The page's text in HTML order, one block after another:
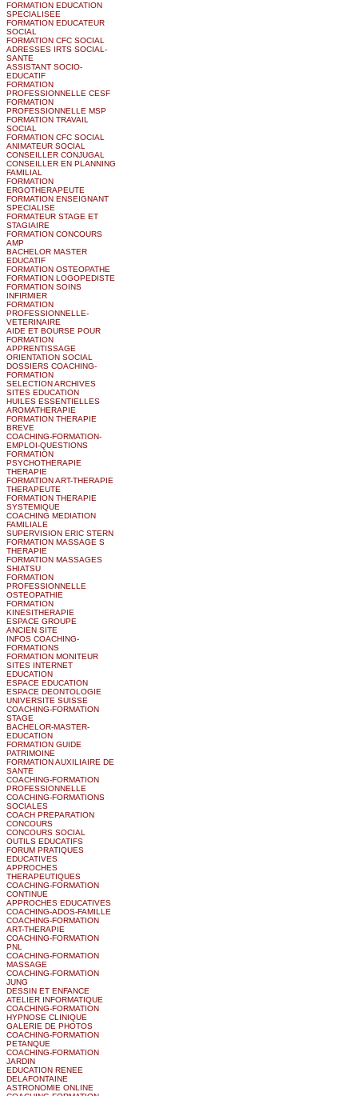
FORMATION EDUCATION
SPECIALISEE
FORMATION EDUCATEUR
SOCIAL
FORMATION CFC SOCIAL
ADRESSES IRTS SOCIAL-
SANTE
ASSISTANT SOCIO-
EDUCATIF
FORMATION
PROFESSIONNELLE CESF
FORMATION
PROFESSIONNELLE MSP
FORMATION TRAVAIL
SOCIAL
FORMATION CFC SOCIAL
ANIMATEUR SOCIAL
CONSEILLER CONJUGAL
CONSEILLER EN PLANNING
FAMILIAL
FORMATION
ERGOTHERAPEUTE
FORMATION ENSEIGNANT
SPECIALISE
FORMATEUR STAGE ET
STAGIAIRE
FORMATION CONCOURS
AMP
BACHELOR MASTER
EDUCATIF
FORMATION OSTEOPATHE
FORMATION LOGOPEDISTE
FORMATION SOINS
INFIRMIER
FORMATION
PROFESSIONNELLE-
VETERINAIRE
AIDE ET BOURSE POUR
FORMATION
APPRENTISSAGE
ORIENTATION SOCIAL
DOSSIERS COACHING-
FORMATION
SELECTION ARCHIVES
SITES EDUCATION
HUILES ESSENTIELLES
AROMATHERAPIE
FORMATION THERAPIE
BREVE
COACHING-FORMATION-
EMPLOI-QUESTIONS
FORMATION
PSYCHOTHERAPIE
THERAPIE
FORMATION ART-THERAPIE
THERAPEUTE
FORMATION THERAPIE
SYSTEMIQUE
COACHING MEDIATION
FAMILIALE
SUPERVISION ERIC STERN
FORMATION MASSAGE S
THERAPIE
FORMATION MASSAGES
SHIATSU
FORMATION
PROFESSIONNELLE
OSTEOPATHIE
FORMATION
KINESITHERAPIE
ESPACE GROUPE
ANCIEN SITE
INFOS COACHING-
FORMATIONS
FORMATION MONITEUR
SITES INTERNET
EDUCATION
ESPACE EDUCATION
ESPACE DEONTOLOGIE
UNIVERSITE SUISSE
COACHING-FORMATION
STAGE
BACHELOR-MASTER-
EDUCATION
FORMATION GUIDE
PATRIMOINE
FORMATION AUXILIAIRE DE
SANTE
COACHING-FORMATION
PROFESSIONNELLE
COACHING-FORMATIONS
SOCIALES
COACH PREPARATION
CONCOURS
CONCOURS SOCIAL
OUTILS EDUCATIFS
FORUM PRATIQUES
EDUCATIVES
APPROCHES
THERAPEUTIQUES
COACHING-FORMATION
CONTINUE
APPROCHES EDUCATIVES
COACHING-ADOS-FAMILLE
COACHING-FORMATION
ART-THERAPIE
COACHING-FORMATION
PNL
COACHING-FORMATION
MASSAGE
COACHING-FORMATION
JUNG
DESSIN ET ENFANCE
ATELIER INFORMATIQUE
COACHING-FORMATION
HYPNOSE CLINIQUE
GALERIE DE PHOTOS
COACHING-FORMATION
PETANQUE
COACHING-FORMATION
JARDIN
EDUCATION RENEE
DELAFONTAINE
ASTRONOMIE ONLINE